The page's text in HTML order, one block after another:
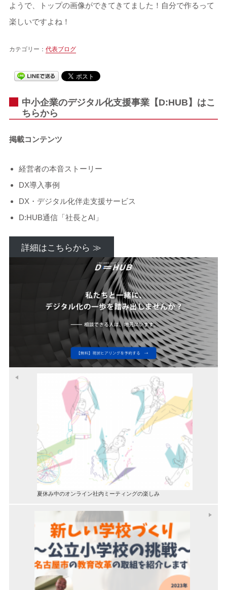
ようで、トップの画像ができてきてました！自分で作るって
楽しいですよね！
カテゴリー： 代表ブログ
中小企業のデジタル化支援事業【D:HUB】はこ
ちらから
掲載コンテンツ
経営者の本音ストーリー
DX導入事例
DX・デジタル化伴走支援サービス
D:HUB通信「社長とAI」
詳細はこちらから ≫
夏休み中のオンライン社内ミーティングの楽しみ